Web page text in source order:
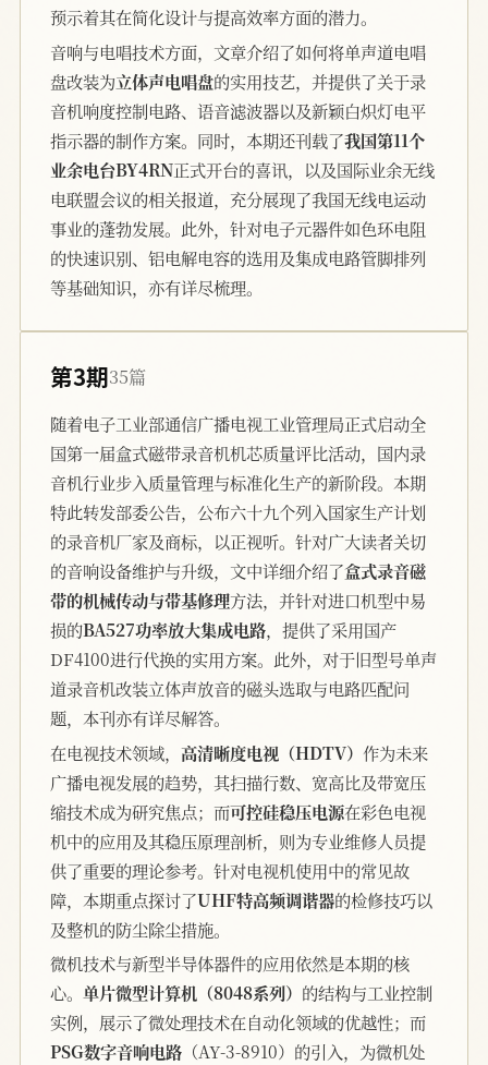
预示着其在简化设计与提高效率方面的潜力。
音响与电唱技术方面，文章介绍了如何将单声道电唱
盘改装为立体声电唱盘的实用技艺，并提供了关于录
音机响度控制电路、语音滤波器以及新颖白炽灯电平
指示器的制作方案。同时，本期还刊载了我国第11个
业余电台BY4RN正式开台的喜讯，以及国际业余无线
电联盟会议的相关报道，充分展现了我国无线电运动
事业的蓬勃发展。此外，针对电子元器件如色环电阻
的快速识别、铝电解电容的选用及集成电路管脚排列
等基础知识，亦有详尽梳理。
第3期35篇
随着电子工业部通信广播电视工业管理局正式启动全
国第一届盒式磁带录音机机芯质量评比活动，国内录
音机行业步入质量管理与标准化生产的新阶段。本期
特此转发部委公告，公布六十九个列入国家生产计划
的录音机厂家及商标，以正视听。针对广大读者关切
的音响设备维护与升级，文中详细介绍了盒式录音磁
带的机械传动与带基修理方法，并针对进口机型中易
损的BA527功率放大集成电路，提供了采用国产
DF4100进行代换的实用方案。此外，对于旧型号单声
道录音机改装立体声放音的磁头选取与电路匹配问
题，本刊亦有详尽解答。
在电视技术领域， 高清晰度电视（HDTV） 作为未来
广播电视发展的趋势，其扫描行数、宽高比及带宽压
缩技术成为研究焦点；而可控硅稳压电源在彩色电视
机中的应用及其稳压原理剖析，则为专业维修人员提
供了重要的理论参考。针对电视机使用中的常见故
障，本期重点探讨了UHF特高频调谐器的检修技巧以
及整机的防尘除尘措施。
微机技术与新型半导体器件的应用依然是本期的核
心。 单片微型计算机（8048系列） 的结构与工业控制
实例，展示了微处理技术在自动化领域的优越性；而
PSG数字音响电路 （AY-3-8910）的引入，为微机处